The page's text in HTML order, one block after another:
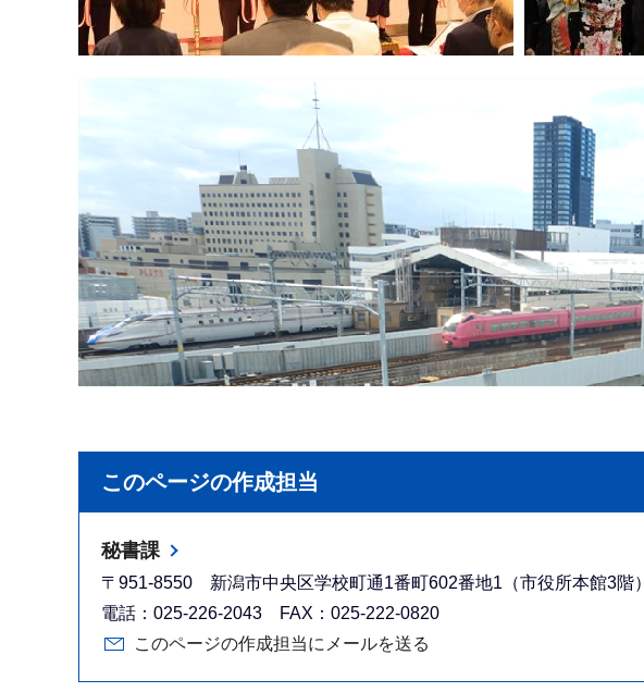
このページの作成担当
秘書課
〒951-8550 新潟市中央区学校町通1番町602番地1（市役所本館3階）
電話：025-226-2043 FAX：025-222-0820
このページの作成担当にメールを送る